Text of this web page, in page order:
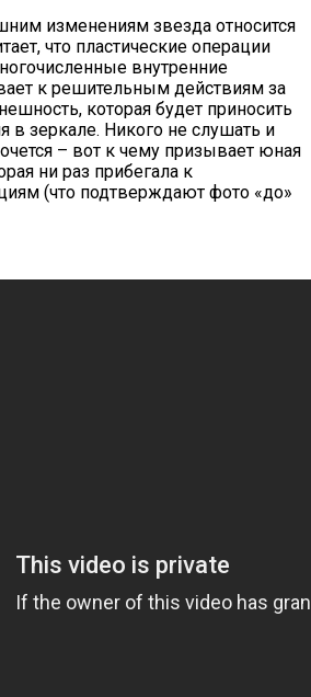
изменениям звезда относится
что пластические операции
внутренние
к решительным действиям за
которая будет приносить
в зеркале. Никого не слушать и
– вот к чему призывает юная
ни раз прибегала к
(что подтверждают фото «до»